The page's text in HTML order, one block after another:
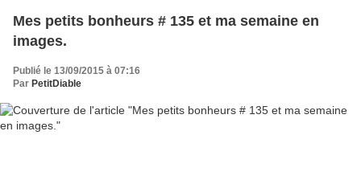
Mes petits bonheurs # 135 et ma semaine en
images.
Publié le 13/09/2015 à 07:16
Par PetitDiable